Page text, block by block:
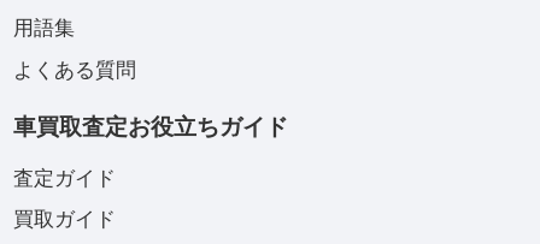
用語集
よくある質問
車買取査定お役立ちガイド
査定ガイド
買取ガイド